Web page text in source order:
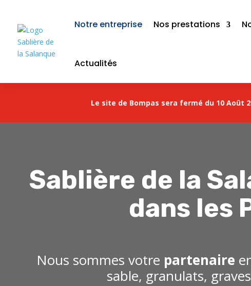
Notre entreprise Nos prestations
Actualités
Le site de Bompas sera fermé du 10 Août
Sablière de la
dans les
Nous sommes votre partenaire
sable, granulats,